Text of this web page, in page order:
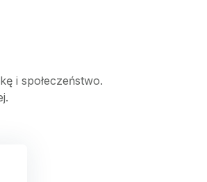
i społeczeństwo.